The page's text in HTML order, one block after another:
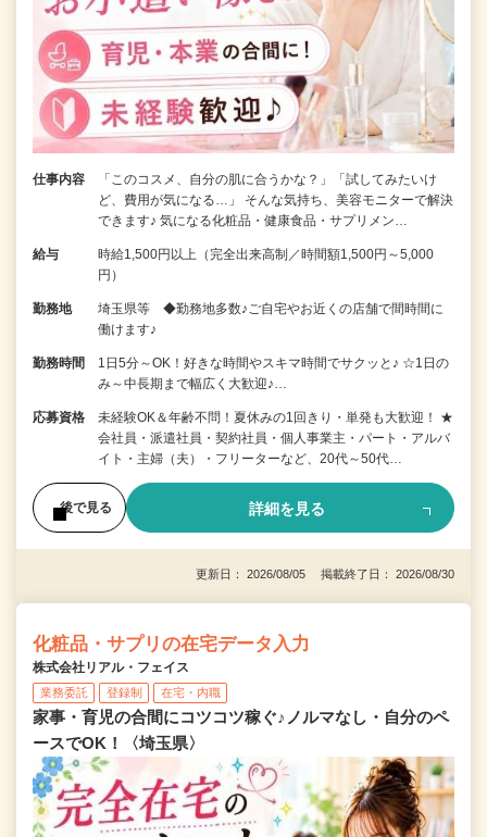
仕事内容
「このコスメ、自分の肌に合うかな？」「試してみたいけ
ど、費用が気になる…」 そんな気持ち、美容モニターで解決
できます♪ 気になる化粧品・健康食品・サプリメン…
給与
時給1,500円以上（完全出来高制／時間額1,500円～5,000
円）
勤務地
埼玉県等 ◆勤務地多数♪ご自宅やお近くの店舗で間時間に
働けます♪
勤務時間
1日5分～OK！好きな時間やスキマ時間でサクッと♪ ☆1日の
み～中長期まで幅広く大歓迎♪…
応募資格
未経験OK＆年齢不問！夏休みの1回きり・単発も大歓迎！ ★
会社員・派遣社員・契約社員・個人事業主・パート・アルバ
イト・主婦（夫）・フリーターなど、20代～50代…
後で見る 詳細を見る
更新日： 2026/08/05 掲載終了日： 2026/08/30
化粧品・サプリの在宅データ入力
株式会社リアル・フェイス
業務委託 登録制 在宅・内職
家事・育児の合間にコツコツ稼ぐ♪ノルマなし・自分のペ
ースでOK！〈埼玉県〉